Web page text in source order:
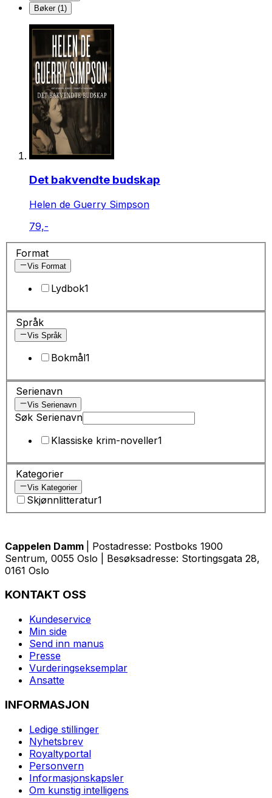
Bøker (1)
Det bakvendte budskap
Helen de Guerry Simpson
79,-
Format
Vis Format
Lydbok1
Språk
Vis Språk
Bokmål1
Serienavn
Vis Serienavn
Søk Serienavn
Klassiske krim-noveller1
Kategorier
Vis Kategorier
Skjønnlitteratur1
Cappelen Damm
| Postadresse: Postboks 1900
Sentrum, 0055 Oslo | Besøksadresse: Stortingsgata 28,
0161 Oslo
KONTAKT OSS
Kundeservice
Min side
Send inn manus
Presse
Vurderingseksemplar
Ansatte
INFORMASJON
Ledige stillinger
Nyhetsbrev
Royaltyportal
Personvern
Informasjonskapsler
Om kunstig intelligens